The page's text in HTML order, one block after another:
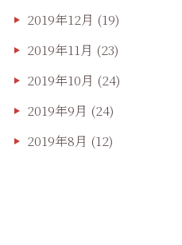
2019年12月 (19)
2019年11月 (23)
2019年10月 (24)
2019年9月 (24)
2019年8月 (12)